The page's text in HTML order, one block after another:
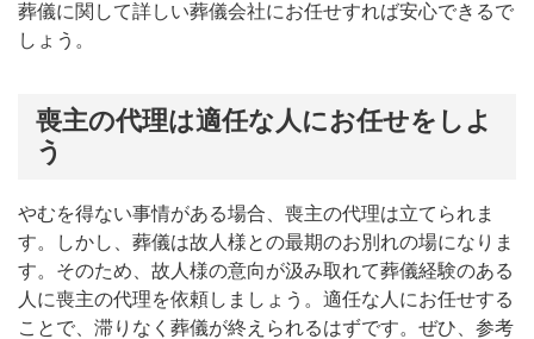
葬儀に関して詳しい葬儀会社にお任せすれば安心できるで
しょう。
喪主の代理は適任な人にお任せをしよ
う
やむを得ない事情がある場合、喪主の代理は立てられま
す。しかし、葬儀は故人様との最期のお別れの場になりま
す。そのため、故人様の意向が汲み取れて葬儀経験のある
人に喪主の代理を依頼しましょう。適任な人にお任せする
ことで、滞りなく葬儀が終えられるはずです。ぜひ、参考